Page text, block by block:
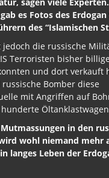
sagen viele
es Fotos des
des “Islamischen
jedoch die russische
Terroristen bisher
und dort verkauft
Bomber diese
mit Angriffen auf
in den
wohl niemand mehr
langes Leben der